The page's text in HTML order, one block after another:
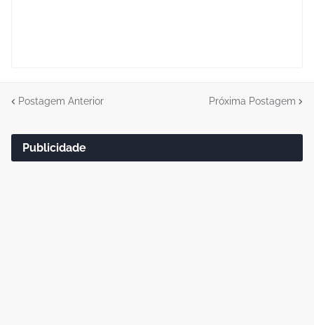
Postagem Anterior Próxima Postagem
Publicidade